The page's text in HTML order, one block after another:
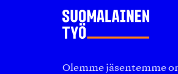
Olemme jäsentemme